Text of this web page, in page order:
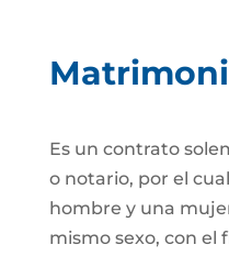
Es un contrato
o notario, por el
hombre y una
mismo sexo, con el